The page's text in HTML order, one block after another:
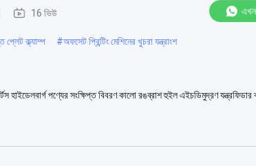
16 ভিউ
প্লেট ক্ল্যাম্প #অফসেট প্রিন্টিং মেশিনের খুচরা যন্ত্রাংশ
হাইডেলবার্গ পণ্যের সংক্ষিপ্ত বিবরণ কালো রঙব্রাশ হুইল এইচডিমুদ্রণ